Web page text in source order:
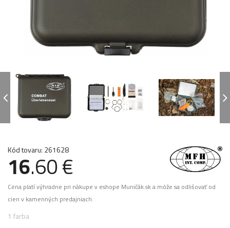
Kód tovaru: 261628
16.60 €
Cena platí výhradne pri nákupe v eshope Muničák.sk a môže sa odlišovať od
cien v kamenných predajniach.
1 farba